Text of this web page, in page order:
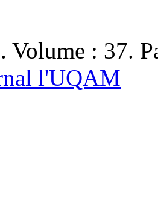
Volume : 37.
l'UQAM